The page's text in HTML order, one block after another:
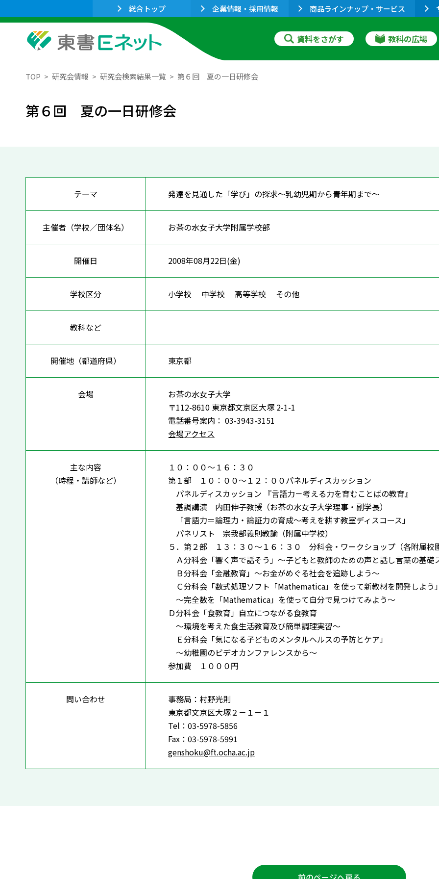
総合トップ 企業情報・採用情報 商品ラインナップ・サービス
資料をさがす 教科の広場
TOP 研究会情報 研究会検索結果一覧 第６回 夏の一日研修会
第６回 夏の一日研修会
テーマ 発達を見通した「学び」の探求～乳幼児期から青年期まで～
主催者（学校／団体名） お茶の水女子大学附属学校部
開催日 2008年08月22日(金)
学校区分 小学校 中学校 高等学校 その他
教科など
開催地（都道府県） 東京都
会場
お茶の水女子大学
〒112-8610 東京都文京区大塚 2-1-1
電話番号案内： 03-3943-3151
会場アクセス
主な内容
（時程・講師など）
１０：００～１６：３０
第１部 １０：００～１２：００パネルディスカッション
パネルディスカッション 『言語力－考える力を育むことばの教育』
基調講演 内田伸子教授（お茶の水女子大学理事・副学長）
「言語力＝論理力・論証力の育成～考えを耕す教室ディスコース」
パネリスト 宗我部義則教諭（附属中学校）
５．第２部 １３：３０～１６：３０ 分科会・ワークショップ（各附属校園
Ａ分科会「響く声で話そう」～子どもと教師のための声と話し言葉の基礎
Ｂ分科会「金融教育」～お金がめぐる社会を追跡しよう～
Ｃ分科会「数式処理ソフト「Mathematica」を使って新教材を開発しよう」
～完全数を「Mathematica」を使って自分で見つけてみよう～
Ｄ分科会「食教育」自立につながる食教育
～環境を考えた食生活教育及び簡単調理実習～
Ｅ分科会「気になる子どものメンタルヘルスの予防とケア」
～幼稚園のビデオカンファレンスから～
参加費 １０００円
問い合わせ
事務局：村野光則
東京都文京区大塚２－１－１
Tel：03-5978-5856
Fax：03-5978-5991
genshoku@ft.ocha.ac.jp